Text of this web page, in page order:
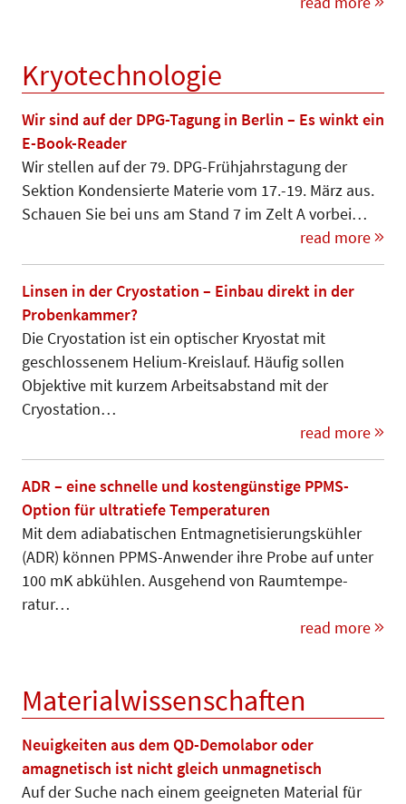
Kryotechnologie
Wir sind auf der DPG-Tagung in Berlin – Es winkt ein
E-Book-Reader
Wir stellen auf der 79. DPG-Früh­jahrs­tagung der
Sektion Konden­sier­te Materie vom 17.-19. März aus.
Schauen Sie bei uns am Stand 7 im Zelt A vorbei…
read more
Linsen in der Cryostation – Einbau direkt in der
Probenkammer?
Die Cryostation ist ein optischer Kryostat mit
geschlossenem Helium-Kreislauf. Häufig sollen
Objektive mit kurzem Arbeitsabstand mit der
Cryostation…
read more
ADR – eine schnelle und kostengünstige PPMS-
Option für ultratiefe Temperaturen
Mit dem adiabatischen Entmagneti­sie­rungskühler
(ADR) können PPMS-Anwender ihre Probe auf unter
100 mK abkühlen. Ausgehend von Raum­­tempe-­­
ratur…
read more
Materialwissenschaften
Neuigkeiten aus dem QD-Demolabor oder
amagnetisch ist nicht gleich unmagnetisch
Auf der Suche nach einem geeigneten Material für